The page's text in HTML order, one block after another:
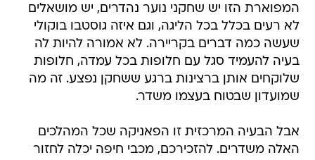
המפוארת הזו יש שחקני נוער נהדרים, יש מושאלים
לא רעים בכלל בכל הליגה, וגם איזה גוסטבו בוקולי
שעשה כמה דברים בקריירה. לא אמורה להיות לה
בעיה להעמיד סגל עם חלופות בכל עמדה, חלופות
שלוקחים אותן ברצינות ברגע ששחקן נפצע. זה מה
שמועדון שבטוח בעצמו משדר.
אבל הבעיה המרכזית זו הפאניקה שכל המהלכים
האלה משדרים. להזכירכם, מכבי חיפה יכלה לחזור